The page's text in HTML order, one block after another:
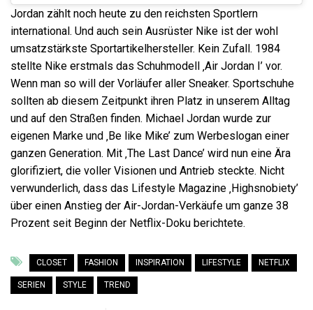
Jordan zählt noch heute zu den reichsten Sportlern
international. Und auch sein Ausrüster Nike ist der wohl
umsatzstärkste Sportartikelhersteller. Kein Zufall. 1984
stellte Nike erstmals das Schuhmodell ‚Air Jordan I’ vor.
Wenn man so will der Vorläufer aller Sneaker. Sportschuhe
sollten ab diesem Zeitpunkt ihren Platz in unserem Alltag
und auf den Straßen finden. Michael Jordan wurde zur
eigenen Marke und ‚Be like Mike’ zum Werbeslogan einer
ganzen Generation. Mit ‚The Last Dance’ wird nun eine Ära
glorifiziert, die voller Visionen und Antrieb steckte. Nicht
verwunderlich, dass das Lifestyle Magazine ‚Highsnobiety’
über einen Anstieg der Air-Jordan-Verkäufe um ganze 38
Prozent seit Beginn der Netflix-Doku berichtete.
CLOSET FASHION INSPIRATION LIFESTYLE NETFLIX
SERIEN STYLE TREND